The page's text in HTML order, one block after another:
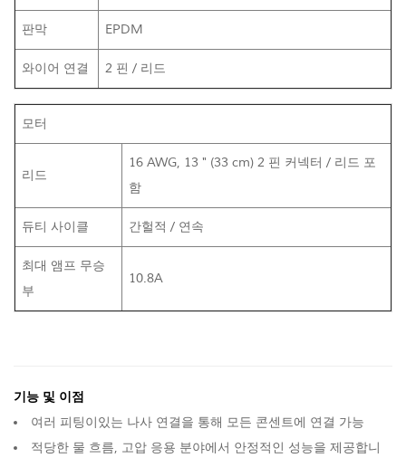
판막 EPDM
와이어 연결 2 핀 / 리드
모터
리드
16 AWG, 13 " (33 cm) 2 핀 커넥터 / 리드 포
함
듀티 사이클 간헐적 / 연속
최대 앰프 무승
부
10.8A
기능 및 이점
여러 피팅이있는 나사 연결을 통해 모든 콘센트에 연결 가능
적당한 물 흐름, 고압 응용 분야에서 안정적인 성능을 제공합니